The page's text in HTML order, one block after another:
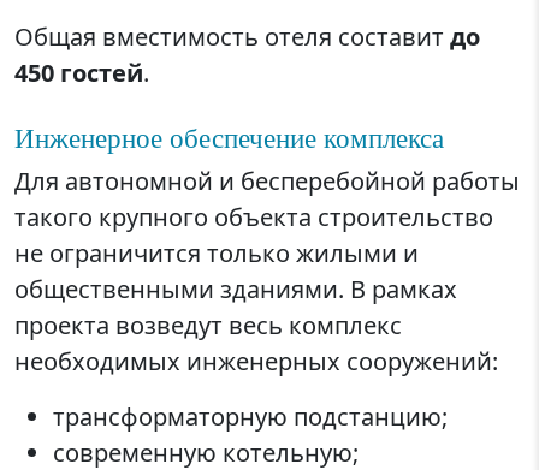
Общая вместимость отеля составит до
450 гостей.
Инженерное обеспечение комплекса
Для автономной и бесперебойной работы
такого крупного объекта строительство
не ограничится только жилыми и
общественными зданиями. В рамках
проекта возведут весь комплекс
необходимых инженерных сооружений:
трансформаторную подстанцию;
современную котельную;